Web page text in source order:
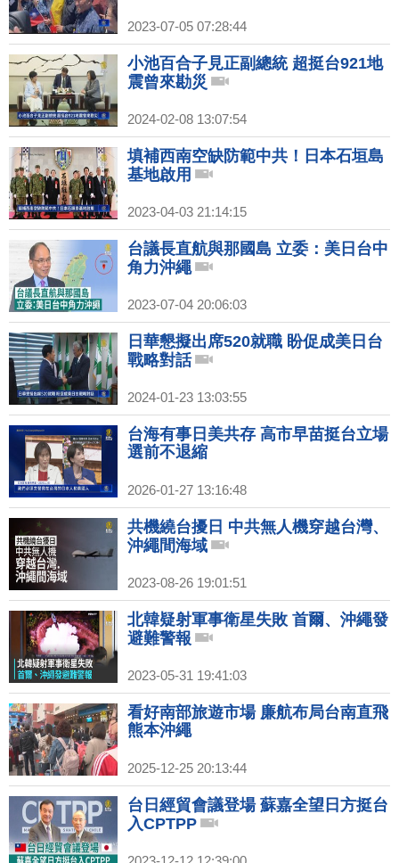
2023-07-05 07:28:44
小池百合子見正副總統 超挺台921地
震曾來勘災
2024-02-08 13:07:54
填補西南空缺防範中共！日本石垣島
基地啟用
2023-04-03 21:14:15
台議長直航與那國島 立委：美日台中
角力沖繩
2023-07-04 20:06:03
日華懇擬出席520就職 盼促成美日台
戰略對話
2024-01-23 13:03:55
台海有事日美共存 高市早苗挺台立場
選前不退縮
2026-01-27 13:16:48
共機繞台擾日 中共無人機穿越台灣、
沖繩間海域
2023-08-26 19:01:51
北韓疑射軍事衛星失敗 首爾、沖繩發
避難警報
2023-05-31 19:41:03
看好南部旅遊市場 廉航布局台南直飛
熊本沖繩
2025-12-25 20:13:44
台日經貿會議登場 蘇嘉全望日方挺台
入CPTPP